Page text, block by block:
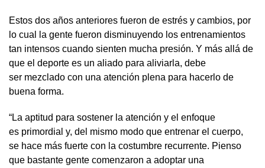
Estos dos años anteriores fueron de estrés y cambios, por
lo cual la gente fueron disminuyendo los entrenamientos
tan intensos cuando sienten mucha presión. Y más allá de
que el deporte es un aliado para aliviarla, debe
ser mezclado con una atención plena para hacerlo de
buena forma.
“La aptitud para sostener la atención y el enfoque
es primordial y, del mismo modo que entrenar el cuerpo,
se hace más fuerte con la costumbre recurrente. Pienso
que bastante gente comenzaron a adoptar una